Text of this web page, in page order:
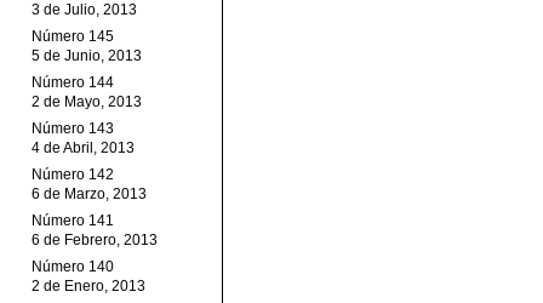
3 de Julio, 2013
Número 145
5 de Junio, 2013
Número 144
2 de Mayo, 2013
Número 143
4 de Abril, 2013
Número 142
6 de Marzo, 2013
Número 141
6 de Febrero, 2013
Número 140
2 de Enero, 2013